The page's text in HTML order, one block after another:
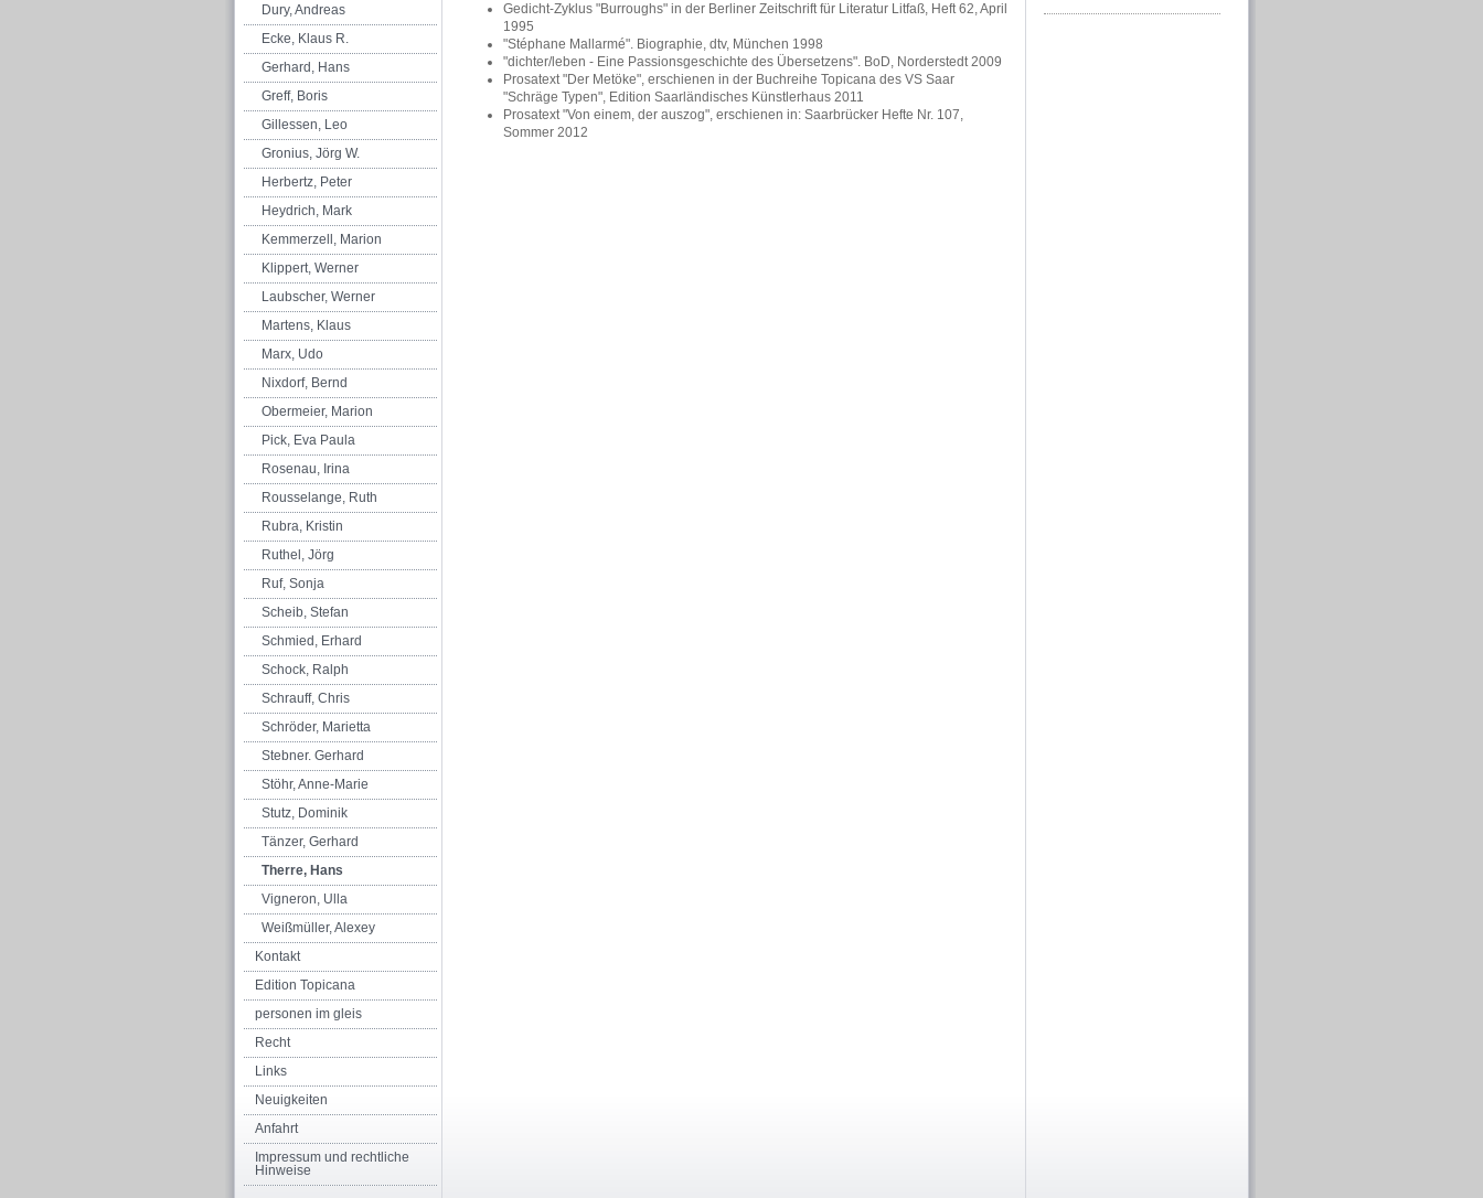
Dury, Andreas
Ecke, Klaus R.
Gerhard, Hans
Greff, Boris
Gillessen, Leo
Gronius, Jörg W.
Herbertz, Peter
Heydrich, Mark
Kemmerzell, Marion
Klippert, Werner
Laubscher, Werner
Martens, Klaus
Marx, Udo
Nixdorf, Bernd
Obermeier, Marion
Pick, Eva Paula
Rosenau, Irina
Rousselange, Ruth
Rubra, Kristin
Ruthel, Jörg
Ruf, Sonja
Scheib, Stefan
Schmied, Erhard
Schock, Ralph
Schrauff, Chris
Schröder, Marietta
Stebner. Gerhard
Stöhr, Anne-Marie
Stutz, Dominik
Tänzer, Gerhard
Therre, Hans
Vigneron, Ulla
Weißmüller, Alexey
Kontakt
Edition Topicana
personen im gleis
Recht
Links
Neuigkeiten
Anfahrt
Impressum und rechtliche
Hinweise
Gedicht-Zyklus "Burroughs" in der Berliner Zeitschrift für Literatur Litfaß, Heft 62, April
1995
"Stéphane Mallarmé". Biographie, dtv, München 1998
"dichter/leben - Eine Passionsgeschichte des Übersetzens". BoD, Norderstedt 2009
Prosatext "Der Metöke", erschienen in der Buchreihe Topicana des VS Saar
"Schräge Typen", Edition Saarländisches Künstlerhaus 2011
Prosatext "Von einem, der auszog", erschienen in: Saarbrücker Hefte Nr. 107,
Sommer 2012